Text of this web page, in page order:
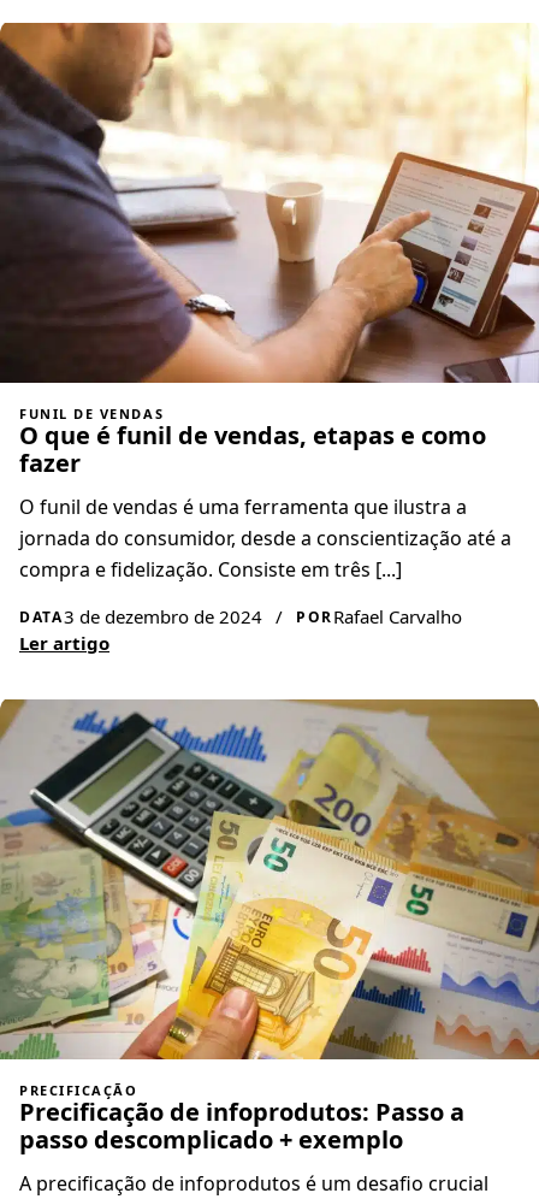
FUNIL DE VENDAS
O que é funil de vendas, etapas e como
fazer
O funil de vendas é uma ferramenta que ilustra a
jornada do consumidor, desde a conscientização até a
compra e fidelização. Consiste em três [...]
DATA3 de dezembro de 2024 / PORRafael Carvalho
Ler artigo
PRECIFICAÇÃO
Precificação de infoprodutos: Passo a
passo descomplicado + exemplo
A precificação de infoprodutos é um desafio crucial